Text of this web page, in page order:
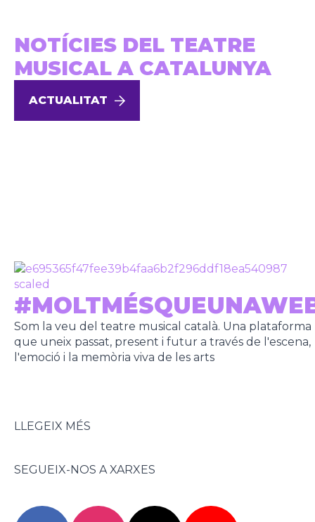
NOTÍCIES DEL TEATRE
MUSICAL A CATALUNYA
ACTUALITAT
Som la veu del teatre musical català. Una plataforma
que uneix passat, present i futur a través de l'escena,
l'emoció i la memòria viva de les arts
LLEGEIX MÉS
SEGUEIX-NOS A XARXES